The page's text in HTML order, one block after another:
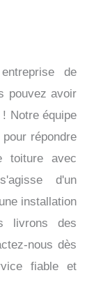
de
pouvez avoir
Notre équipe
répondre
toiture avec
d'un
installation
livrons des
nous dès
fiable et